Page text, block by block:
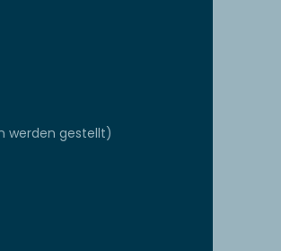
werden gestellt)